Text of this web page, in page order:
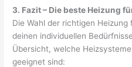
3. Fazit – Die beste Heizung
Die Wahl der richtigen
deinen individuellen
Übersicht, welche
geeignet sind: